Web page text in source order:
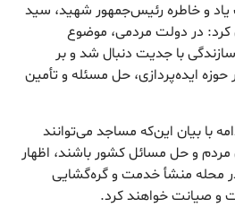
و خاطره رئیس‌جمهور شهید، سید
کرد: در دولت مردمی، موضوع
با جدیت دنبال شد و بر
ایده‌پردازی، حل مسئله و تأمین
با بیان این‌که مساجد می‌توانند
و حل مسائل کشور باشند، اظهار
محله منشأ خدمت و گره‌گشایی
و صیانت خواهند کرد.